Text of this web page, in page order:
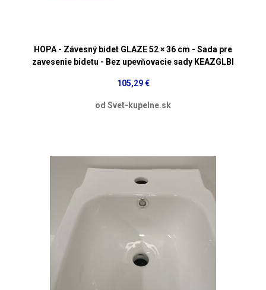
HOPA - Závesný bidet GLAZE 52 × 36 cm - Sada pre
zavesenie bidetu - Bez upevňovacie sady KEAZGLBI
105,29 €
od Svet-kupelne.sk